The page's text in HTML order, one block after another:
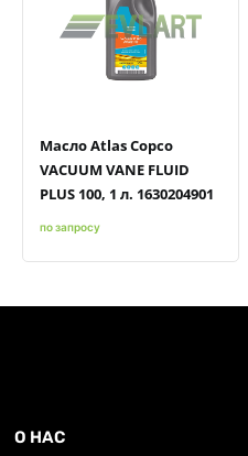
Быстрый просмотрДобавить к сравнению
Масло Atlas Copco
VACUUM VANE FLUID
PLUS 100, 1 л. 1630204901
по запросу
О НАС